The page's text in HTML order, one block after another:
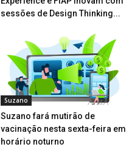
sessões de Design Thinking...
Suzano
Suzano fará mutirão de
vacinação nesta sexta-feira em
horário noturno